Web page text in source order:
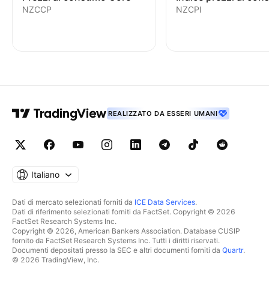
NZCCP NZCPI
REALIZZATO DA ESSERI UMANI
Italiano
Dati di mercato selezionati forniti da ICE Data Services.
Dati di riferimento selezionati forniti da FactSet. Copyright © 2026
FactSet Research Systems Inc.
Copyright © 2026, American Bankers Association. Database CUSIP
fornito da FactSet Research Systems Inc. Tutti i diritti riservati.
Documenti depositati presso la SEC e altri documenti forniti da Quartr.
© 2026 TradingView, Inc.